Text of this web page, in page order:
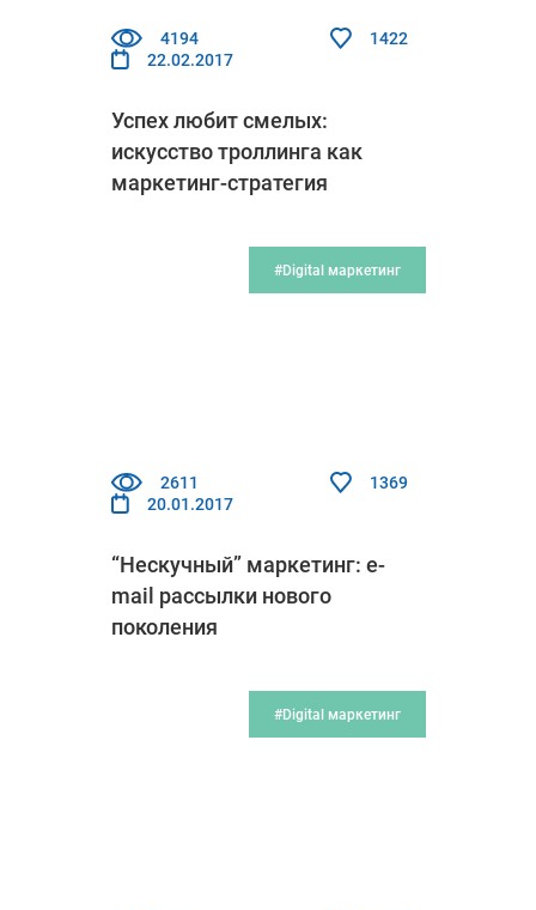
4194
1422
22.02.2017
Успех любит смелых:
искусство троллинга как
маркетинг-стратегия
#Digital маркетинг
2611
1369
20.01.2017
“Нескучный” маркетинг: e-
mail рассылки нового
поколения
#Digital маркетинг